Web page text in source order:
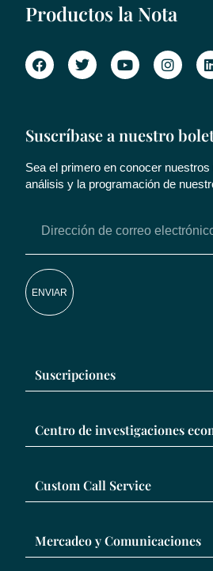
Productos la Nota
Suscríbase a nuestro
Sea el primero en conocer
análisis y la programación de
ENVIAR
Suscripciones
Centro de investigaciones
Custom Call Service
Mercadeo y Comunicaciones